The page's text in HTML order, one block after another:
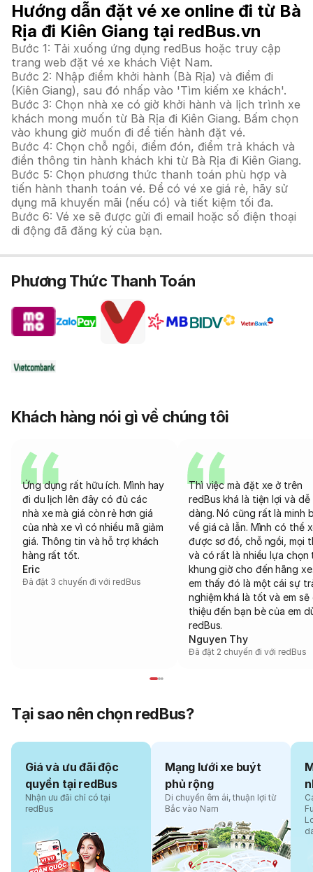
Hướng dẫn đặt vé xe online đi từ Bà
Rịa đi Kiên Giang tại redBus.vn
Bước 1: Tải xuống ứng dụng redBus hoặc truy cập
trang web đặt vé xe khách Việt Nam.
Bước 2: Nhập điểm khởi hành (Bà Rịa) và điểm đi
(Kiên Giang), sau đó nhấp vào 'Tìm kiếm xe khách'.
Bước 3: Chọn nhà xe có giờ khởi hành và lịch trình xe
khách mong muốn từ Bà Rịa đi Kiên Giang. Bấm chọn
vào khung giờ muốn đi để tiến hành đặt vé.
Bước 4: Chọn chỗ ngồi, điểm đón, điểm trả khách và
điền thông tin hành khách khi từ Bà Rịa đi Kiên Giang.
Bước 5: Chọn phương thức thanh toán phù hợp và
tiến hành thanh toán vé. Để có vé xe giá rẻ, hãy sử
dụng mã khuyến mãi (nếu có) và tiết kiệm tối đa.
Bước 6: Vé xe sẽ được gửi đi email hoặc số điện thoại
di động đã đăng ký của bạn.
Phương Thức Thanh Toán
Khách hàng nói gì về chúng tôi
Ứng dụng rất hữu ích. Mình hay
đi du lịch lên đây có đủ các
nhà xe mà giá còn rẻ hơn giá
của nhà xe vì có nhiều mã giảm
giá. Thông tin và hỗ trợ khách
hàng rất tốt.
Eric
Đã đặt 3 chuyến đi với redBus
Thì việc mà đặt xe ở trên
redBus khá là tiện lợi và dễ
dàng. Nó cũng rất là minh
về giá cả lẫn. Mình có thể
được sơ đồ, chỗ ngồi, mọi
và có rất là nhiều lựa chọn
khung giờ cho đến hãng
em thấy đó là một cái sự
nghiệm khá là tốt và em sẽ
thiệu đến bạn bè của em
redBus.
Nguyen Thy
Đã đặt 2 chuyến đi với redBus
Tại sao nên chọn redBus?
Giá và ưu đãi độc
quyền tại redBus
Nhận ưu đãi chỉ có tại
redBus
Mạng lưới xe buýt
phủ rộng
Di chuyển êm ái, thuận lợi từ
Bắc vào Nam